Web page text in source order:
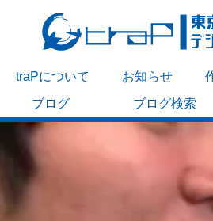
traPについて お知らせ
ブログ
ブログ検索